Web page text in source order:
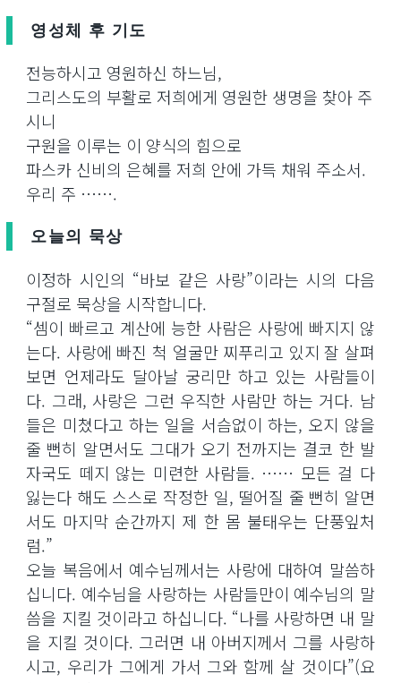
영성체 후 기도
전능하시고 영원하신 하느님,
그리스도의 부활로 저희에게 영원한 생명을 찾아 주
시니
구원을 이루는 이 양식의 힘으로
파스카 신비의 은혜를 저희 안에 가득 채워 주소서.
우리 주 …….
오늘의 묵상
이정하 시인의 “바보 같은 사랑”이라는 시의 다음
구절로 묵상을 시작합니다.
“셈이 빠르고 계산에 능한 사람은 사랑에 빠지지 않
는다. 사랑에 빠진 척 얼굴만 찌푸리고 있지 잘 살펴
보면 언제라도 달아날 궁리만 하고 있는 사람들이
다. 그래, 사랑은 그런 우직한 사람만 하는 거다. 남
들은 미쳤다고 하는 일을 서슴없이 하는, 오지 않을
줄 뻔히 알면서도 그대가 오기 전까지는 결코 한 발
자국도 떼지 않는 미련한 사람들. …… 모든 걸 다
잃는다 해도 스스로 작정한 일, 떨어질 줄 뻔히 알면
서도 마지막 순간까지 제 한 몸 불태우는 단풍잎처
럼.”
오늘 복음에서 예수님께서는 사랑에 대하여 말씀하
십니다. 예수님을 사랑하는 사람들만이 예수님의 말
씀을 지킬 것이라고 하십니다. “나를 사랑하면 내 말
을 지킬 것이다. 그러면 내 아버지께서 그를 사랑하
시고, 우리가 그에게 가서 그와 함께 살 것이다”(요